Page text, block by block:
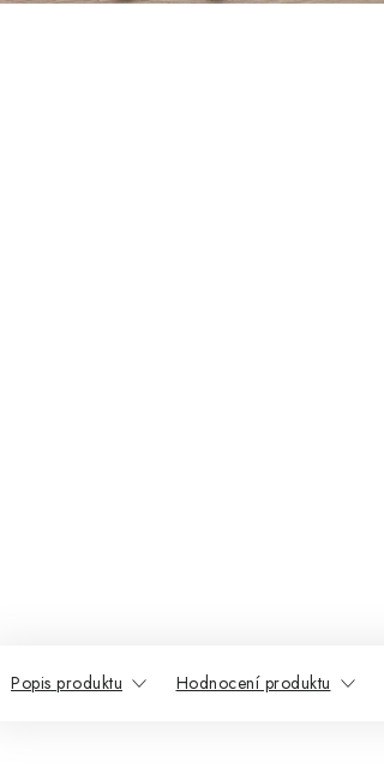
Popis produktu Hodnocení produktu